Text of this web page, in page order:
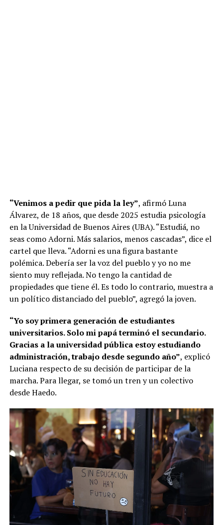
“Venimos a pedir que pida la ley”, afirmó Luna
Álvarez, de 18 años, que desde 2025 estudia psicología
en la Universidad de Buenos Aires (UBA). “Estudiá, no
seas como Adorni. Más salarios, menos cascadas”, dice el
cartel que lleva. “Adorni es una figura bastante
polémica. Debería ser la voz del pueblo y yo no me
siento muy reflejada. No tengo la cantidad de
propiedades que tiene él. Es todo lo contrario, muestra a
un político distanciado del pueblo”, agregó la joven.
“Yo soy primera generación de estudiantes
universitarios. Solo mi papá terminó el secundario.
Gracias a la universidad pública estoy estudiando
administración, trabajo desde segundo año”, explicó
Luciana respecto de su decisión de participar de la
marcha. Para llegar, se tomó un tren y un colectivo
desde Haedo.